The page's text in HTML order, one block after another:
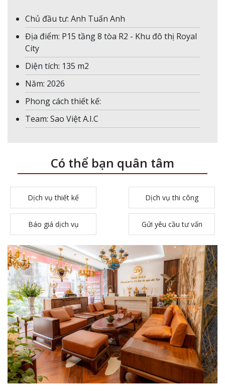
Chủ đầu tư: Anh Tuấn Anh
Địa điểm: P15 tầng 8 tòa R2 - Khu đô thị Royal
City
Diện tích: 135 m2
Năm: 2026
Phong cách thiết kế:
Team: Sao Việt A.I.C
Có thể bạn quân tâm
Dịch vụ thiết kế Dịch vụ thi công
Báo giá dịch vụ Gửi yêu cầu tư vấn